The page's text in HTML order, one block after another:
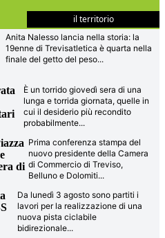
il territorio
Anita Nalesso lancia nella storia: la
19enne di Trevisatletica è quarta nella
finale del getto del peso...
È un torrido giovedì sera di una
lunga e torrida giornata, quelle in
cui il desiderio più recondito
probabilmente...
di
Prima conferenza stampa del
nuovo presidente della Camera
di Commercio di Treviso,
Belluno e Dolomiti...
Da lunedì 3 agosto sono partiti i
lavori per la realizzazione di una
nuova pista ciclabile
bidirezionale...